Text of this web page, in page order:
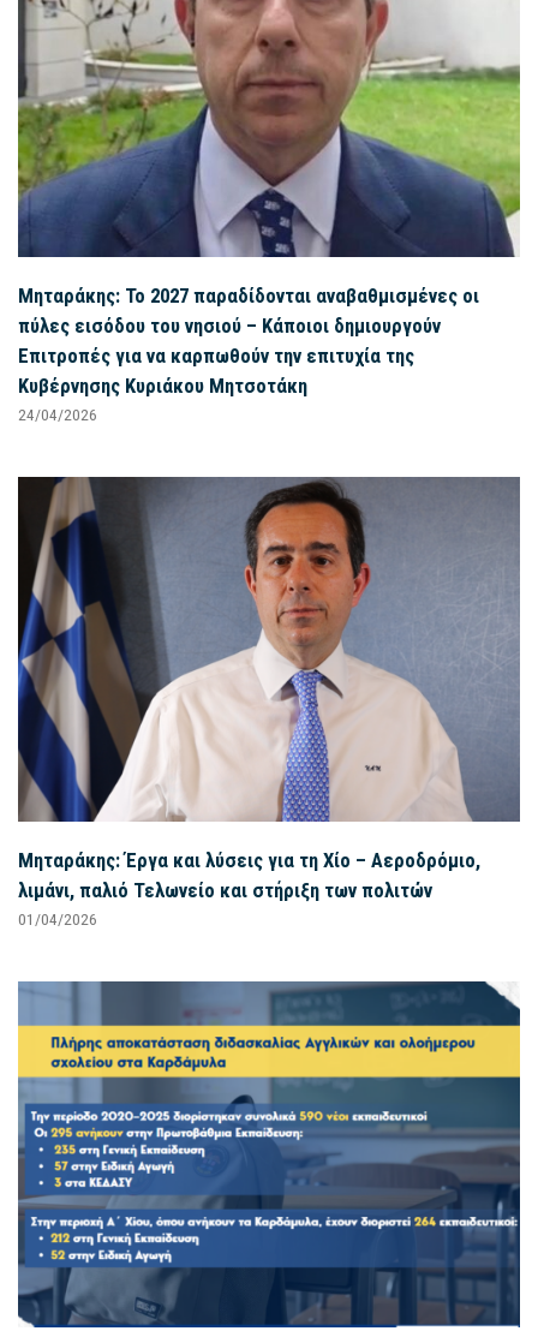
Μηταράκης: Το 2027 παραδίδονται αναβαθμισμένες οι
πύλες εισόδου του νησιού – Κάποιοι δημιουργούν
Επιτροπές για να καρπωθούν την επιτυχία της
Κυβέρνησης Κυριάκου Μητσοτάκη
24/04/2026
Μηταράκης: Έργα και λύσεις για τη Χίο – Αεροδρόμιο,
λιμάνι, παλιό Τελωνείο και στήριξη των πολιτών
01/04/2026